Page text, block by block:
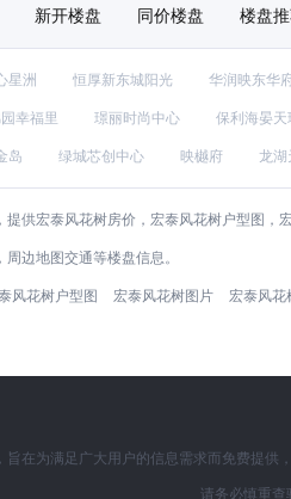
新开楼盘 同价楼盘 楼盘
星洲 恒厚新东城阳光 华润映东华
幸福里 璟丽时尚中心 保利海晏天
岛 绿城芯创中心 映樾府 龙湖
提供宏泰风花树房价，宏泰风花树户型图，
边地图交通等楼盘信息。
风花树户型图 宏泰风花树图片 宏泰风花
旨在为满足广大用户的信息需求而免费提
请务必慎重查